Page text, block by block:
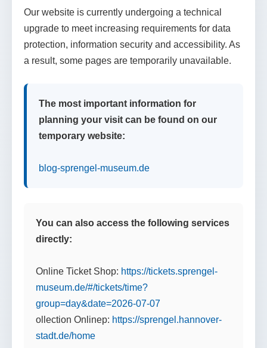
Our website is currently undergoing a technical
upgrade to meet increasing requirements for data
protection, information security and accessibility. As
a result, some pages are temporarily unavailable.
The most important information for
planning your visit can be found on our
temporary website:
blog-sprengel-museum.de
You can also access the following services
directly:
Online Ticket Shop: https://tickets.sprengel-
museum.de/#/tickets/time?
group=day&date=2026-07-07
ollection Onlinep: https://sprengel.hannover-
stadt.de/home